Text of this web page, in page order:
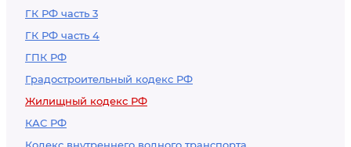
ГК РФ часть 3
ГК РФ часть 4
ГПК РФ
Градостроительный кодекс РФ
Жилищный кодекс РФ
КАС РФ